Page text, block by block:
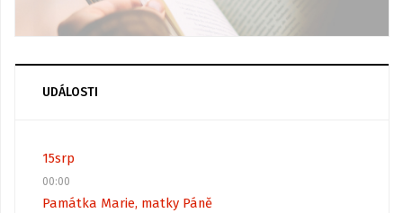
UDÁLOSTI
15srp
00:00
Památka Marie, matky Páně